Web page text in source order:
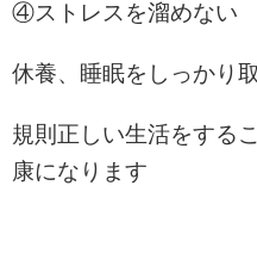
④ストレスを溜めない
休養、睡眠をしっかり
規則正しい生活をする
康になります